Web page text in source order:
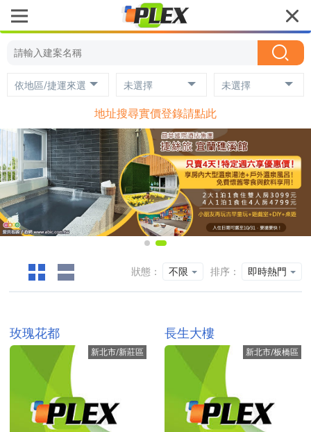
地址搜尋實價登錄請點此
依地區/捷運來選 未選擇 未選擇
狀態： 不限 排序： 即時熱門
玫瑰花都
新北市/新莊區
長生大樓
新北市/板橋區